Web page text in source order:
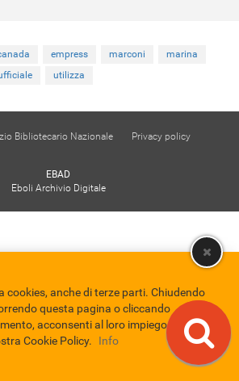
empress marconi
marina
utilizza
Bibliotecario Nazionale
Privacy policy
EBAD
Eboli Archivio Digitale
cookies, anche di terze parti. Chiudendo
questa pagina o cliccando
acconsenti al loro impiego in
Cookie Policy.
Info